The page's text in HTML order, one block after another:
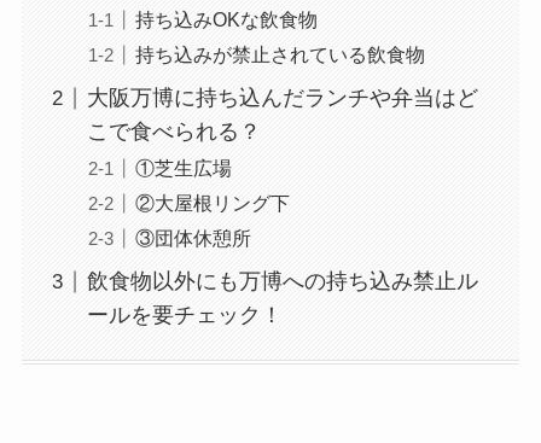
持ち込みOKな飲食物
持ち込みが禁止されている飲食物
大阪万博に持ち込んだランチや弁当はど
こで食べられる？
①芝生広場
②大屋根リング下
③団体休憩所
飲食物以外にも万博への持ち込み禁止ル
ールを要チェック！